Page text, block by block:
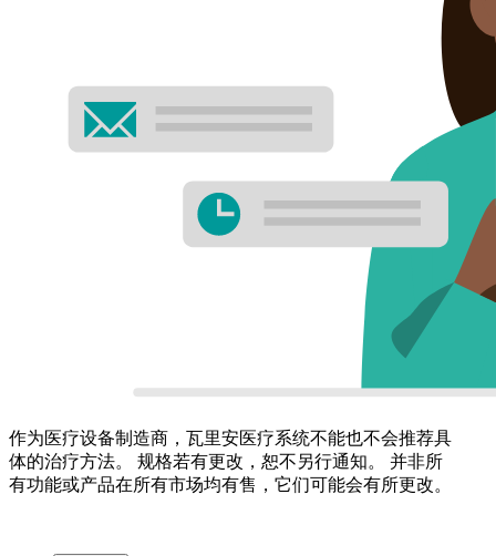
作为医疗设备制造商，瓦里安医疗系统不能也不会推荐具
体的治疗方法。 规格若有更改，恕不另行通知。 并非所
有功能或产品在所有市场均有售，它们可能会有所更改。